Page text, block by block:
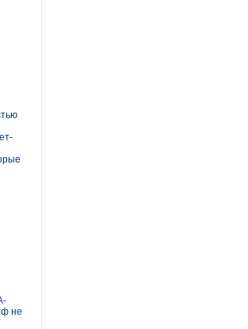
не